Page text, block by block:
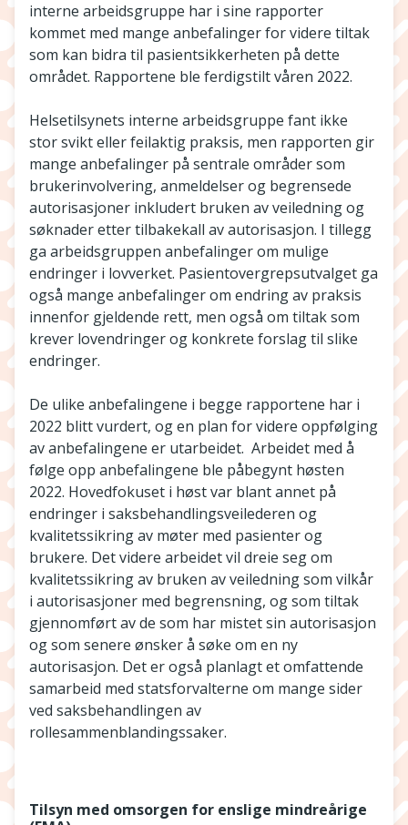
interne arbeidsgruppe har i sine rapporter
kommet med mange anbefalinger for videre tiltak
som kan bidra til pasientsikkerheten på dette
området. Rapportene ble ferdigstilt våren 2022.
Helsetilsynets interne arbeidsgruppe fant ikke
stor svikt eller feilaktig praksis, men rapporten gir
mange anbefalinger på sentrale områder som
brukerinvolvering, anmeldelser og begrensede
autorisasjoner inkludert bruken av veiledning og
søknader etter tilbakekall av autorisasjon. I tillegg
ga arbeidsgruppen anbefalinger om mulige
endringer i lovverket. Pasientovergrepsutvalget ga
også mange anbefalinger om endring av praksis
innenfor gjeldende rett, men også om tiltak som
krever lovendringer og konkrete forslag til slike
endringer.
De ulike anbefalingene i begge rapportene har i
2022 blitt vurdert, og en plan for videre oppfølging
av anbefalingene er utarbeidet. Arbeidet med å
følge opp anbefalingene ble påbegynt høsten
2022. Hovedfokuset i høst var blant annet på
endringer i saksbehandlingsveilederen og
kvalitetssikring av møter med pasienter og
brukere. Det videre arbeidet vil dreie seg om
kvalitetssikring av bruken av veiledning som vilkår
i autorisasjoner med begrensning, og som tiltak
gjennomført av de som har mistet sin autorisasjon
og som senere ønsker å søke om en ny
autorisasjon. Det er også planlagt et omfattende
samarbeid med statsforvalterne om mange sider
ved saksbehandlingen av
rollesammenblandingssaker.
Tilsyn med omsorgen for enslige mindreårige